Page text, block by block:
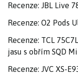
Recenze: JBL Live
Recenze: O2 Pods
Recenze: TCL
jasu s obřím SQD
Recenze: JVC XS-